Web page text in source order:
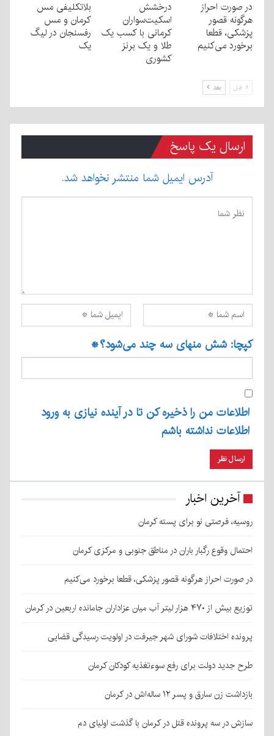
در صورت احراز
هرگونه قصور
پزشکی، قطعا
برخورد می‌کنیم
درخشش
اسکیت‌سواران
کرمانی با کسب یک
طلا و یک برنز
کشوری
بلاتکلیفی مس
کرمان و مس
رفسنجان در لیگ
یک
قبل بعد
ارسال یک پاسخ
آدرس ایمیل شما منتشر نخواهد شد.
کپچا: شش منهای سه چند می‌شود؟*
اطلاعات من را ذخیره کن تا در آینده نیازی به ورود
اطلاعات نداشته باشم
آخرین اخبار
روسیه، فرصتی نو برای پسته کرمان
احتمال وقوع رگبار باران در مناطق جنوبی و مرکزی کرمان
در صورت احراز هرگونه قصور پزشکی، قطعا برخورد می‌کنیم
توزیع بیش از ۴۷۰ هزار لیتر آب میان عزاداران جامانده اربعین در کرمان
پرونده اختلافات شورای شهر جیرفت در اولویت رسیدگی قضایی
طرح جدید دولت برای رفع سوءتغذیه کودکان کرمان
بازداشت زن سارق و پسر ۱۲ ساله‌اش در کرمان
سازش در سه پرونده قتل در کرمان با گذشت اولیای دم